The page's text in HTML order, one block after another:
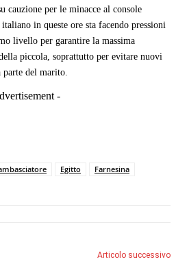
cauzione per le minacce al console
in queste ore sta facendo pressioni
livello per garantire la massima
piccola, soprattutto per evitare nuovi
parte del marito.
-
Egitto
Farnesina
Articolo successivo